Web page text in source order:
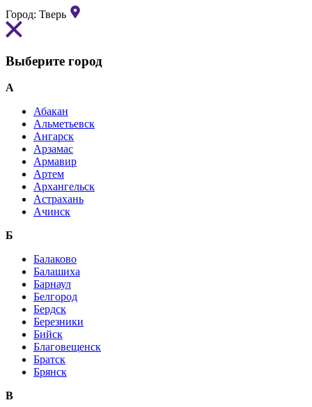
Город: Тверь
Выберите город
А
Абакан
Альметьевск
Ангарск
Арзамас
Армавир
Артем
Архангельск
Астрахань
Ачинск
Б
Балаково
Балашиха
Барнаул
Белгород
Бердск
Березники
Бийск
Благовещенск
Братск
Брянск
В